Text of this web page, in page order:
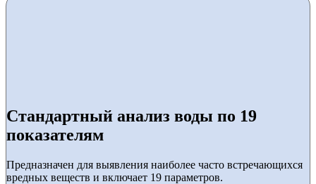
Стандартный анализ воды по 19
показателям
Предназначен для выявления наиболее часто встречающихся
вредных веществ и включает 19 параметров.